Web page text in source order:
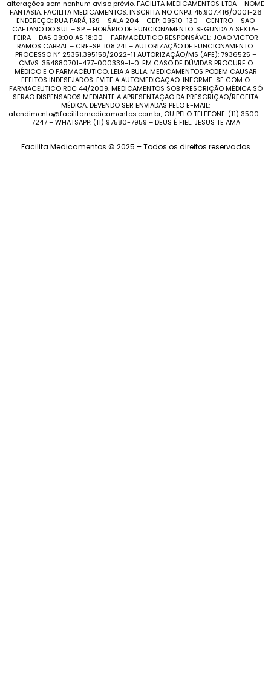
alterações sem nenhum aviso prévio. FACILITA MEDICAMENTOS LTDA – NOME
FANTASIA: FACILITA MEDICAMENTOS. INSCRITA NO CNPJ: 45.907.416/0001-26
ENDEREÇO: RUA PARÁ, 139 – SALA 204 – CEP: 09510-130 – CENTRO – SÃO
CAETANO DO SUL – SP – HORÁRIO DE FUNCIONAMENTO: SEGUNDA A SEXTA-
FEIRA – DAS 09:00 AS 18:00 – FARMACÊUTICO RESPONSÁVEL: JOAO VICTOR
RAMOS CABRAL – CRF-SP: 108.241 – AUTORIZAÇÃO DE FUNCIONAMENTO:
PROCESSO Nº 25351.395158/2022-11 AUTORIZAÇÃO/MS (AFE): 7936525 –
CMVS: 354880701-477-000339-1-0. EM CASO DE DÚVIDAS PROCURE O
MÉDICO E O FARMACÊUTICO, LEIA A BULA. MEDICAMENTOS PODEM CAUSAR
EFEITOS INDESEJADOS. EVITE A AUTOMEDICAÇÃO: INFORME-SE COM O
FARMACÊUTICO RDC 44/2009. MEDICAMENTOS SOB PRESCRIÇÃO MÉDICA SÓ
SERÃO DISPENSADOS MEDIANTE A APRESENTAÇÃO DA PRESCRIÇÃO/RECEITA
MÉDICA. DEVENDO SER ENVIADAS PELO E-MAIL:
atendimento@facilitamedicamentos.com.br, OU PELO TELEFONE: (11) 3500-
7247 – WHATSAPP: (11) 97580-7959 – DEUS É FIEL. JESUS TE AMA
Facilita Medicamentos © 2025 – Todos os direitos reservados